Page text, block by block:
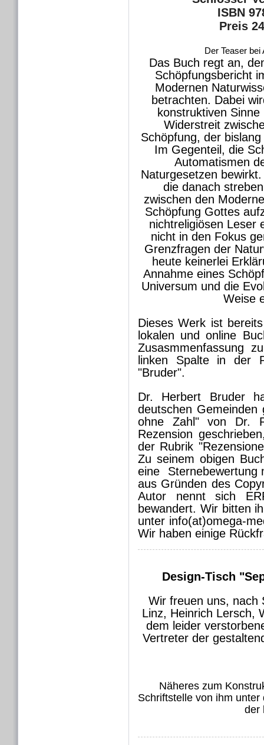
ISBN
Preis
Der Teaser
Das Buch regt an,
Schöpfungsbericht
Modernen
betrachten. Dabei
konstruktiven
Widerstreit
Schöpfung, der
Im Gegenteil, die
Automatismen
Naturgesetzen
die danach
zwischen den
Schöpfung Gottes
nichtreligiösen Leser
nicht in den Fokus
Grenzfragen der
heute keinerlei
Annahme eines
Universum und die
Weise
Dieses Werk ist
lokalen und online
Zusasmmenfassung
linken Spalte in der
"Bruder".
Dr. Herbert Bruder
deutschen
ohne Zahl" von Dr.
Rezension
der Rubrik
Zu seinem obigen
eine Sternebewertung
aus Gründen des
Autor nennt sich
bewandert. Wir bitten
unter info(at)omega-
Wir haben einige
Design-Tisch
Wir freuen uns, nach
Linz, Heinrich Lersch,
dem leider
Vertreter der
Näheres zum
Schriftstelle von ihm
der